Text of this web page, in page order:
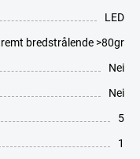
LED
bredstrålende >80gr
Nei
Nei
5
1